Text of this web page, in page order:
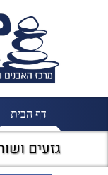
דף הבית
גזעים